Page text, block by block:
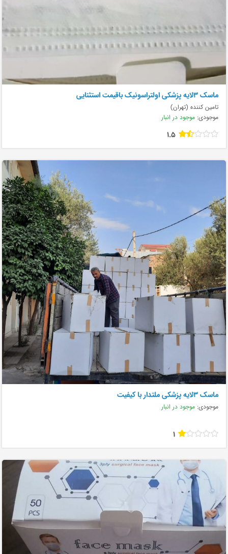
ماسک ۳لایه پزشکی اولتراسونیک باقیمت استثنایی
تامین کننده (تهران)
موجودی: موجود در انبار
1.5
ماسک ۳لایه پزشکی ملتدار با کیفیت
موجودی: موجود در انبار
1